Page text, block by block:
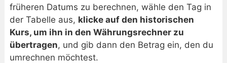
früheren Datums zu berechnen, wähle den Tag in
der Tabelle aus, klicke auf den historischen
Kurs, um ihn in den Währungsrechner zu
übertragen, und gib dann den Betrag ein, den du
umrechnen möchtest.